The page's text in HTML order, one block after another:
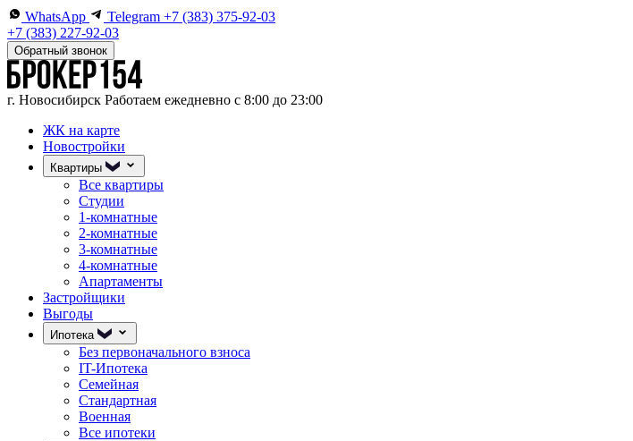
WhatsApp Telegram +7 (383) 375-92-03
+7 (383) 227-92-03
Обратный звонок
г. Новосибирск Работаем ежедневно с 8:00 до 23:00
ЖК на карте
Новостройки
Квартиры
Все квартиры
Студии
1-комнатные
2-комнатные
3-комнатные
4-комнатные
Апартаменты
Застройщики
Выгоды
Ипотека
Без первоначального взноса
IT-Ипотека
Семейная
Стандартная
Военная
Все ипотеки